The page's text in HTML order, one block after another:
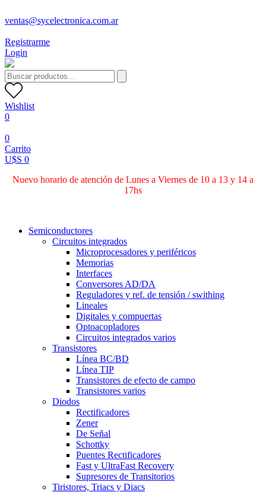
ventas@sycelectronica.com.ar
Registrarme
Login
Wishlist
0
0
Carrito
U$S 0
Nuevo horario de atención de Lunes a Viernes de 10 a 13 y 14 a
17hs
Semiconductores
Circuitos integrados
Microprocesadores y periféricos
Memorias
Interfaces
Conversores AD/DA
Reguladores y ref. de tensión / swithing
Lineales
Digitales y compuertas
Optoacopladores
Circuitos integrados varios
Transistores
Línea BC/BD
Línea TIP
Transistores de efecto de campo
Transistores varios
Diodos
Rectificadores
Zener
De Señal
Schottky
Puentes Rectificadores
Fast y UltraFast Recovery
Supresores de Transitorios
Tiristores, Triacs y Diacs